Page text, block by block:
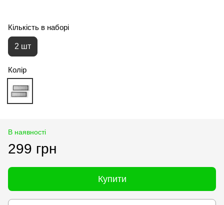
Кількість в наборі
2 шт
Колір
В наявності
299 грн
Купити